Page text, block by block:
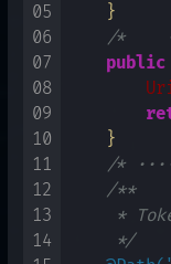
05
06
07
08
09
10
11
12
13
14
    }
/*
public
    }
/*
/**
*
     */